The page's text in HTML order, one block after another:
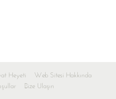
Heyeti
Web Sitesi Hakkında
Bize Ulaşın